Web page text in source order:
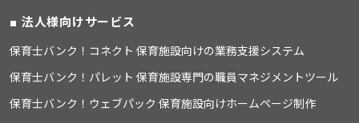
法人様向けサービス
保育士バンク！コネクト 保育施設向けの業務支援システム
保育士バンク！パレット 保育施設専門の職員マネジメントツール
保育士バンク！ウェブパック 保育施設向けホームページ制作